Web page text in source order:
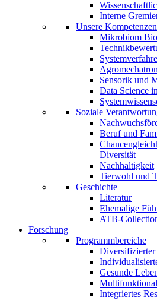
Interne
Unsere Kompetenzen
Mikrobiom
Sensorik und
Data Science
Soziale
Beruf und
Diversität
Nachhaltigkeit
Tierwohl und
Geschichte
Literatur
Ehemalige
ATB-
Forschung
Programmbereiche
Diversifizierter
Gesunde
Integriertes